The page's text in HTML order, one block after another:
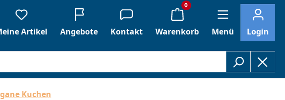
Artikel Angebote Kontakt
0
Warenkorb Menü Login
Kuchen